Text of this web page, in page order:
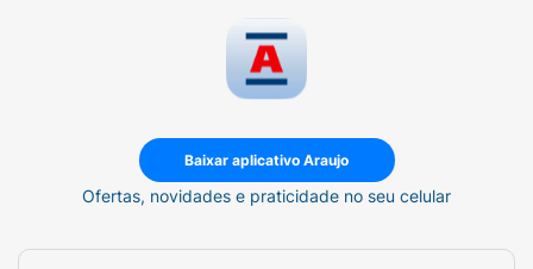
Cookies 'N' Creme (Chocolate
Branco com Biscoito sabor Chocolate)
Quantidade de Pedaços:25 pedaços
manter a crocância.
Baixar aplicativo Araujo
Ofertas, novidades e praticidade no seu celular